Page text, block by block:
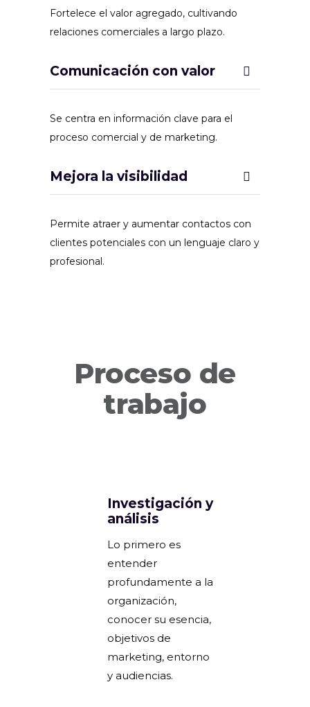
Fortelece el valor agregado, cultivando
relaciones comerciales a largo plazo.
Comunicación con valor
Se centra en información clave para el
proceso comercial y de marketing.
Mejora la visibilidad
Permite atraer y aumentar contactos con
clientes potenciales con un lenguaje claro y
profesional.
Proceso de
trabajo
Investigación y
análisis
Lo primero es
entender
profundamente a la
organización,
conocer su esencia,
objetivos de
marketing, entorno
y audiencias.